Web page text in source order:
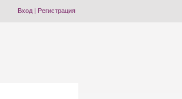
Вход| Регистрация